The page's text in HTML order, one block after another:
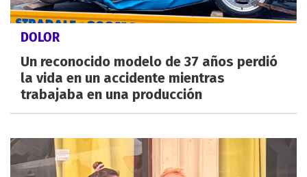
DOLOR
Un reconocido modelo de 37 años perdió
la vida en un accidente mientras
trabajaba en una producción